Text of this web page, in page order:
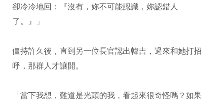
卻冷冷地回：『沒有，妳不可能認識，妳認錯人
了。』」
僵持許久後，直到另一位長官認出韓吉，過來和她打招
呼，那群人才讓開。
「當下我想，難道是光頭的我，看起來很奇怪嗎？如果